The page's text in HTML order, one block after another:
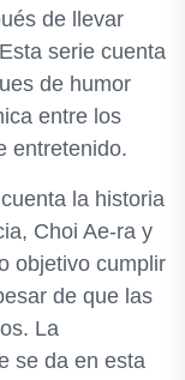
de llevar
serie cuenta
de humor
entre los
entretenido.
la historia
Choi Ae-ra y
objetivo cumplir
de que las
La
se da en esta